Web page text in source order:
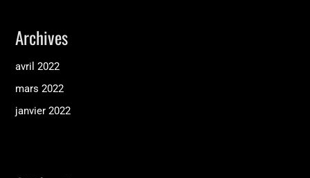
Archives
avril 2022
mars 2022
janvier 2022